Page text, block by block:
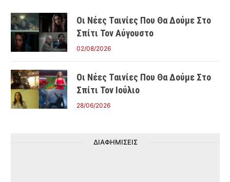
Οι Νέες Ταινίες Που Θα Δούμε Στο
Σπίτι Τον Αύγουστο
02/08/2026
Οι Νέες Ταινίες Που Θα Δούμε Στο
Σπίτι Τον Ιούλιο
28/06/2026
ΔΙΑΦΗΜΙΣΕΙΣ